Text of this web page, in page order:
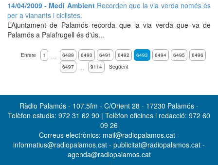
14/04/2009 - Medi Ambient Recorden que la via verda només és
per a vianants i ciclistes.
L’Ajuntament de Palamós recorda que la via verda que va de
Palamós a Palafrugell és d'ús...
Enrere 1 … 6489 6490 6491 6492 6493 6494 6495
6496
6497
… 9114 Següent
Ràdio Palamós - 107.5fm - C/Orient 28 - 17230 Palamós -
Telèfon estudis: 972 31 62 90 | Telèfon oficines i redacció: 972 60
09 26
Correus electrònics: mail@radiopalamos.cat -
informatius@radiopalamos.cat - publicitat@radiopalamos.cat -
agenda@radiopalamos.cat